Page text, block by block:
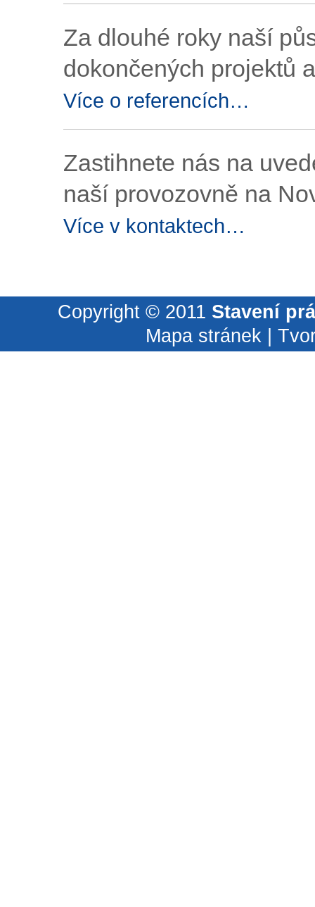
Za dlouhé roky naší
dokončených projektů
Více o referencích…
Zastihnete nás na
naší provozovně na
Více v kontaktech…
Copyright © 2011 Stavení
Mapa stránek |